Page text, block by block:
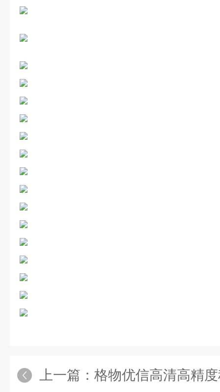
上一篇： 格物优信高清高精度科学生物医药材料研究红